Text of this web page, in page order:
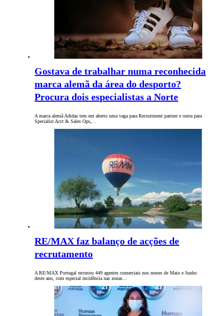
Gostava de trabalhar numa reconhecida
marca alemã da área do desporto?
Procura dois especialistas a Norte
A marca alemã Adidas tem em aberto uma vaga para Recruitment partner e outra para
Specialist Acct & Sales Ops,…
RE/MAX faz balanço de acções de
recrutamento
A RE/MAX Portugal recrutou 449 agentes comerciais nos meses de Maio e Junho
deste ano, com especial incidência nas zonas…